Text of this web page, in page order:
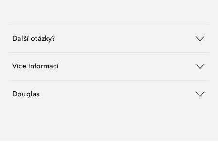
Další otázky?
Více informací
Douglas